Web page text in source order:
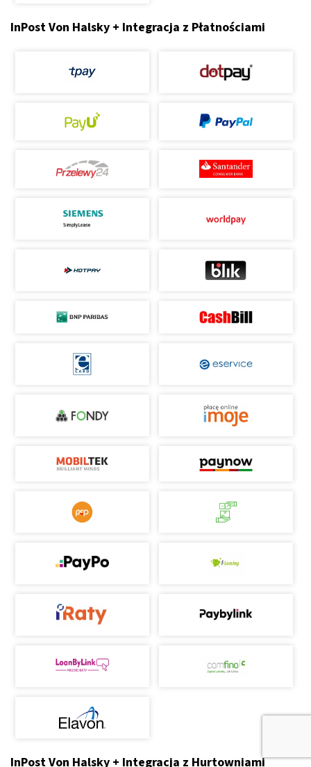
InPost Von Halsky + Integracja z Płatnościami
InPost Von Halsky + Integracja z Hurtowniami